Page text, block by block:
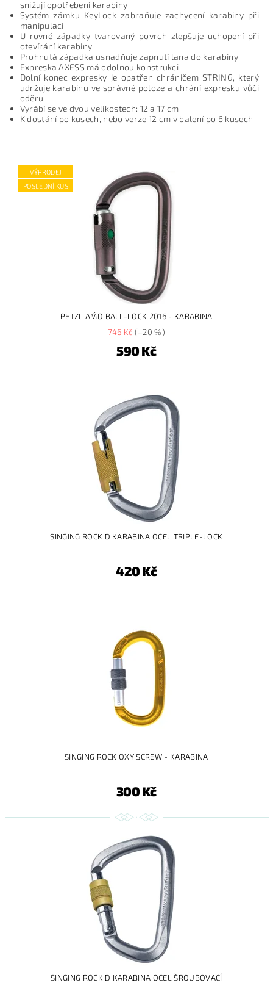
snižují opotřebení karabiny
Systém zámku KeyLock zabraňuje zachycení karabiny při
manipulaci
U rovné západky tvarovaný povrch zlepšuje uchopení při
otevírání karabiny
Prohnutá západka usnadňuje zapnutí lana do karabiny
Expreska AXESS má odolnou konstrukci
Dolní konec expresky je opatřen chráničem STRING, který
udržuje karabinu ve správné poloze a chrání expresku vůči
oděru
Vyrábí se ve dvou velikostech: 12 a 17 cm
K dostání po kusech, nebo verze 12 cm v balení po 6 kusech
VÝPRODEJ
POSLEDNÍ KUS
PETZL AM´D BALL-LOCK 2016 - KARABINA
746 Kč(–20 %)
590 Kč
SINGING ROCK D KARABINA OCEL TRIPLE-LOCK
420 Kč
SINGING ROCK OXY SCREW - KARABINA
300 Kč
SINGING ROCK D KARABINA OCEL ŠROUBOVACÍ